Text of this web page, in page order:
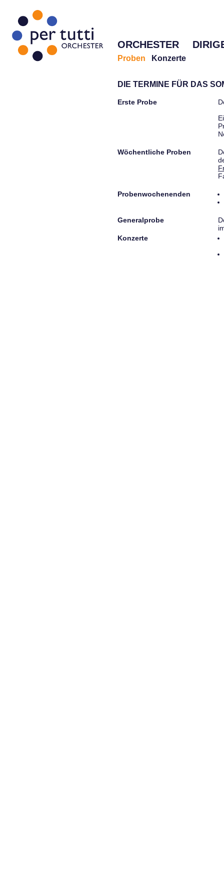
ORCHESTER
Proben Konzerte
DIE TERMINE FÜR DAS
Erste Probe
Wöchentliche Proben
Probenwochenenden
Generalprobe
Konzerte